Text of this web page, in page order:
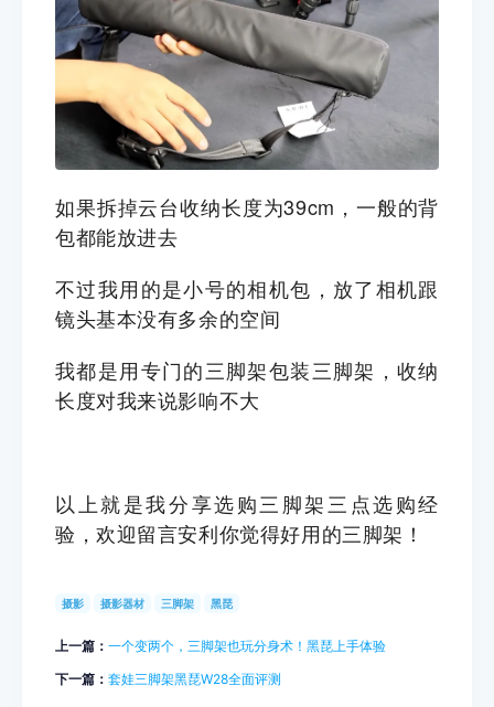
如果拆掉云台收纳长度为39cm，一般的背
包都能放进去
不过我用的是小号的相机包，放了相机跟
镜头基本没有多余的空间
我都是用专门的三脚架包装三脚架，收纳
长度对我来说影响不大
以上就是我分享选购三脚架三点选购经
验，欢迎留言安利你觉得好用的三脚架！
摄影 摄影器材 三脚架 黑琵
上一篇： 一个变两个，三脚架也玩分身术！黑琵上手体验
下一篇： 套娃三脚架黑琵W28全面评测